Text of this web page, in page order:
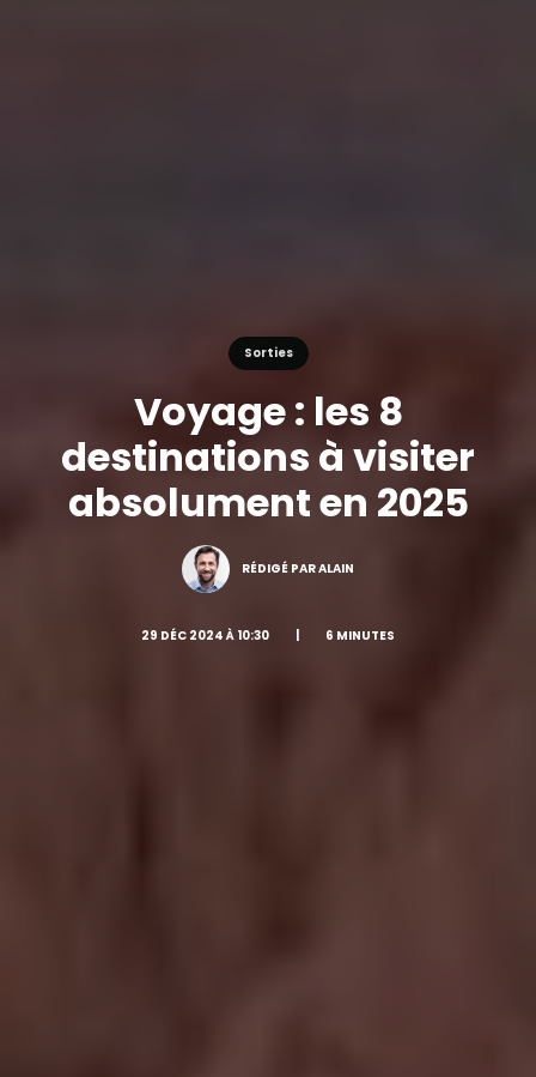
Sorties
Voyage : les 8
destinations à visiter
absolument en 2025
RÉDIGÉ PAR ALAIN
29 DÉC 2024 À 10:30 6 MINUTES